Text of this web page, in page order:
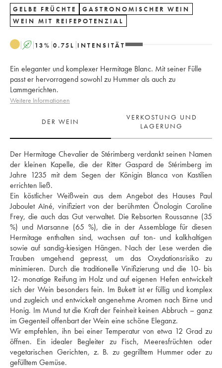
GELBE FRÜCHTE
GASTRONOMISCHER WEIN
WEIN MIT REIFEPOTENZIAL
A 13% 0.75 L INTENSITÄT
Ein eleganter und komplexer Hermitage Blanc. Mit seiner Fülle
passt er hervorragend sowohl zu Hummer als auch zu
Lammgerichten.
Weitere Informationen
DER WEIN
VERKOSTUNG UND
LAGERUNG
Der Hermitage Chevalier de Stérimberg verdankt seinen Namen
der kleinen Kapelle, die der Ritter Gaspard de Stérimberg im
Jahre 1235 mit dem Segen der Königin Blanca von Kastilien
errichten ließ.
Ein köstlicher Weißwein aus dem Angebot des Hauses Paul
Jaboulet Aîné, vinifiziert von der berühmten Önologin Caroline
Frey, die auch das Gut verwaltet. Die Rebsorten Roussanne (35
%) und Marsanne (65 %), die in der Assemblage für diesen
Hermitage enthalten sind, wachsen auf ton- und kalkhaltigen
sowie auf sandig-kiesigen Hängen. Nach der Lese werden die
Trauben umgehend gepresst, um das Oxydationsrisiko zu
minimieren. Durch die traditionelle Vinifizierung und die 10- bis
12- monatige Reifung im Holz und auf eigenen Hefen entwickelt
sich der Wein besonders fein. Im Bukett ist er füllig und komplex
und zugleich und entwickelt angenehme Aromen nach Birne und
Honig. Im Mund tut die Kraft der Feinheit keinen Abbruch – ganz
im Gegenteil offenbart der Wein eine schöne Eleganz.
Wir empfehlen, ihn bei einer Temperatur von etwa 12 Grad zu
öffnen. Ein idealer Begleiter zu Fisch, Meeresfrüchten oder
vegetarischen Gerichten, z. B. zu gegrilltem Hummer oder zu
gefülltem Gemüse.